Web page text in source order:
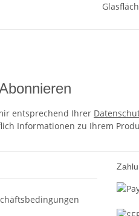
entsprechend Ihrer
Informationen zu Ihrem